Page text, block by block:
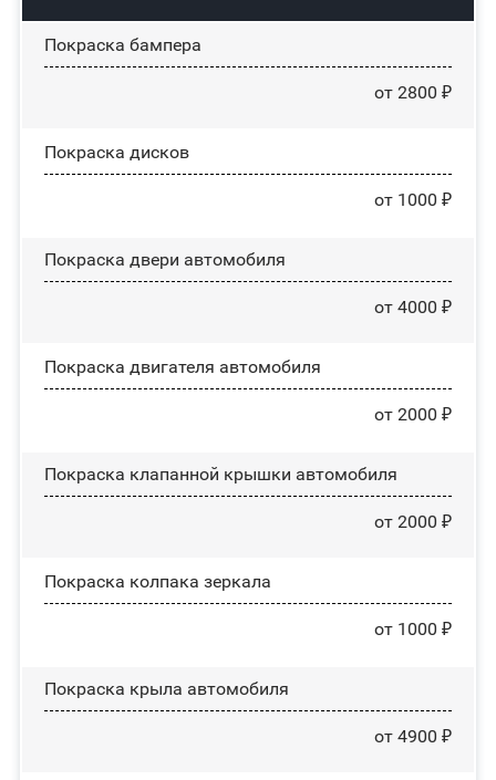
Покраска бампера
от 2800 ₽
Покраска дисков
от 1000 ₽
Покраска двери автомобиля
от 4000 ₽
Покраска двигателя автомобиля
от 2000 ₽
Покраска клапанной крышки автомобиля
от 2000 ₽
Покраска колпака зеркала
от 1000 ₽
Покраска крыла автомобиля
от 4900 ₽